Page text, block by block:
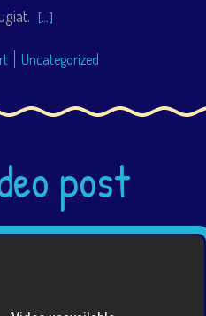
[…]
Uncategorized
post